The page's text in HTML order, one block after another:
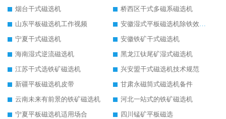
烟台干式磁选机
桥西区干式多磁系磁选机
山东平板磁选机工作视频
安徽湿式平板磁选机除铁效果怎么样
宁夏干式磁选机
安徽铁矿干式磁选机
海南湿式逆流磁选机
黑龙江钛尾矿湿式磁选机
江苏干式选铁矿磁选机
兴安盟干式磁选机技术规范
新疆平板磁选机皮带
甘肃永磁筒式磁选机备件
云南未来有前景的铁矿磁选机
河北一站式的铁矿磁选机
宁夏平板磁选机适用场合
四川锰矿平板磁选